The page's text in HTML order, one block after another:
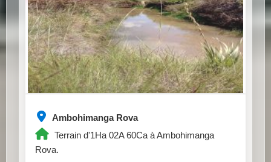
Ambohimanga Rova
Terrain d'1Ha 02A 60Ca à Ambohimanga
Rova.